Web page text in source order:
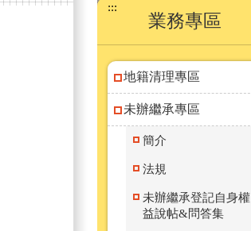
:::
業務專區
地籍清理專區
未辦繼承專區
簡介
法規
未辦繼承登記自身權
益說帖&問答集